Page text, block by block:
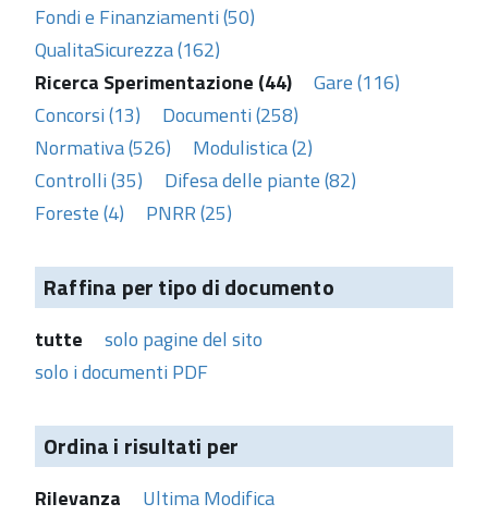
Fondi e Finanziamenti (50)
QualitaSicurezza (162)
Ricerca Sperimentazione (44)
Gare (116)
Concorsi (13)
Documenti (258)
Normativa (526)
Modulistica (2)
Controlli (35)
Difesa delle piante (82)
Foreste (4)
PNRR (25)
Raffina per tipo di documento
tutte
solo pagine del sito
solo i documenti PDF
Ordina i risultati per
Rilevanza Ultima Modifica